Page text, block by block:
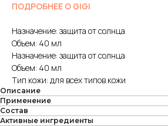
ПОДРОБНЕЕ О GIGI
Назначение: защита от солнца
Объем: 40 мл
Назначение: защита от солнца
Объем: 40 мл
Тип кожи: для всех типов кожи
Описание
Применение
Состав
Активные ингредиенты